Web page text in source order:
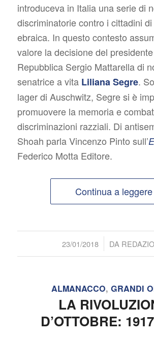
introduceva in Italia una serie di
discriminatorie contro i cittadini
ebraica. In questo contesto
valore la decisione del
Repubblica Sergio Mattarella di
senatrice a vita Liliana Segre.
lager di Auschwitz, Segre si è
promuovere la memoria e
discriminazioni razziali. Di
Shoah parla Vincenzo Pinto sull’
Federico Motta Editore.
Continua a leggere
23/01/2018
/ DA
ALMANACCO, GRANDI
LA
D’OTTOBRE: